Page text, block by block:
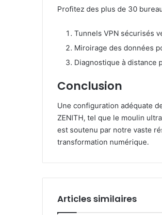
Profitez des plus de 30
Tunnels VPN sécurisés
Miroirage des données
Diagnostique à distance
Conclusion
Une configuration adéquate
ZENITH, tel que le moulin
est soutenu par notre vaste
transformation numérique.
Articles similaires